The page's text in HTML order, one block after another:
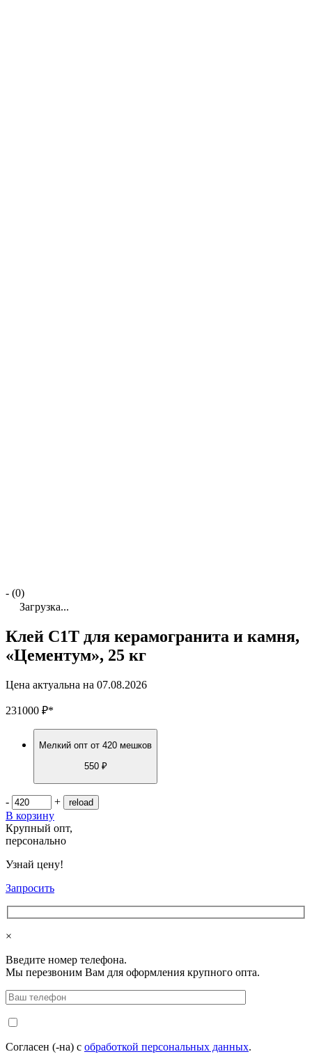
- (0)
Загрузка...
Клей C1T для керамогранита и камня,
«Цементум», 25 кг
Цена актуальна на 07.08.2026
231000 ₽*
Мелкий опт от 420 мешков
550 ₽
-
+
В корзину
Крупный опт,
персонально
Узнай цену!
Запросить
×
Введите номер телефона.
Мы перезвоним Вам для оформления крупного опта.
Согласен (-на) с обработкой персональных данных.